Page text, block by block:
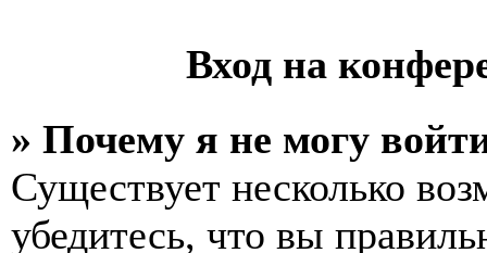
Вход на
» Почему я не могу
Существует несколько
убедитесь, что вы